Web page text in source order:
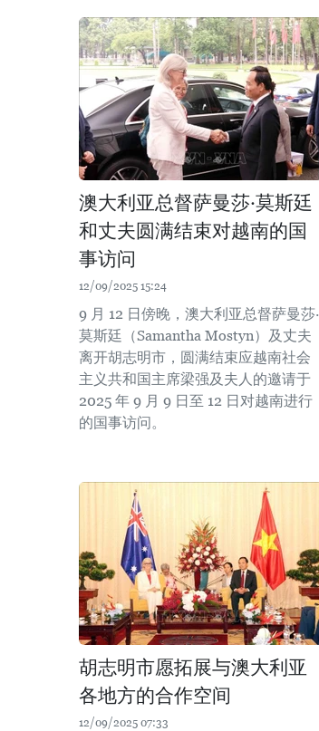
澳大利亚总督萨曼莎·莫斯廷
和丈夫圆满结束对越南的国
事访问
12/09/2025 15:24
9 月 12 日傍晚，澳大利亚总督萨曼莎·
莫斯廷（Samantha Mostyn）及丈夫
离开胡志明市，圆满结束应越南社会
主义共和国主席梁强及夫人的邀请于
2025 年 9 月 9 日至 12 日对越南进行
的国事访问。
胡志明市愿拓展与澳大利亚
各地方的合作空间
12/09/2025 07:33